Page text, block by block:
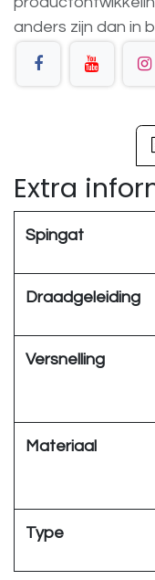
anders zijn dan in
Extra
Spingat
Draadgeleiding
Versnelling
Materiaal
Type